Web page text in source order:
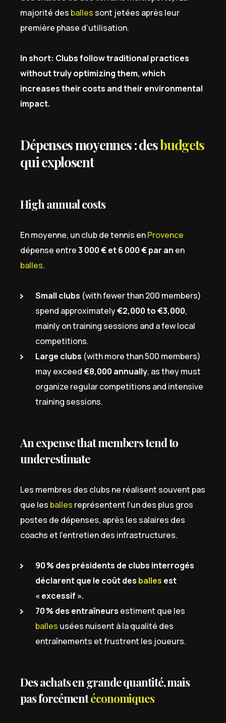
majorité des balles sont jetées après leur
première phase d’utilisation.
In short: Clubs follow traditional practices
without truly optimizing them, which
increases their costs and their environmental
impact.
Dépenses moyennes : desbudgets
qui explosent
High annual costs
En moyenne, un club de tennis enProvence
dépense entre3 000 € et 6 000 € par an en
balles.
Small clubs (with fewer than 200 members)
spend approximately€2,000 to €3,000,
mainly on training sessions and a few local
competitions.
Large clubs (with more than 500 members)
may exceed€8,000 annually, as they must
organize regular competitions and intensive
training sessions.
An expense that members tend to
underestimate
Les membres des clubs ne réalisent souvent pas
que les balles représentent l’un des plus gros
postes de dépenses, après les salaires des
coachs et l’entretien des infrastructures.
90 % des présidents de clubs interrogés
déclarent que le coût des balles est
« excessif ».
70 % des entraîneurs estiment que les
balles usées nuisent à la qualité des
entraînements et frustrent les joueurs.
Des achats en grande quantité, mais
pas forcémentéconomiques